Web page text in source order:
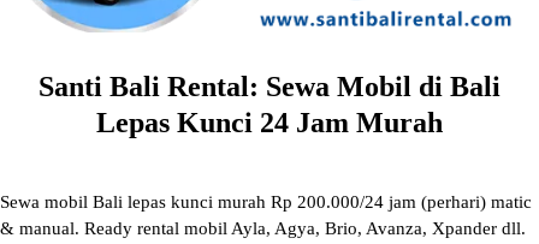
Santi Bali Rental: Sewa Mobil di Bali
Lepas Kunci 24 Jam Murah
Sewa mobil Bali lepas kunci murah Rp 200.000/24 jam (perhari) matic
& manual. Ready rental mobil Ayla, Agya, Brio, Avanza, Xpander dll.